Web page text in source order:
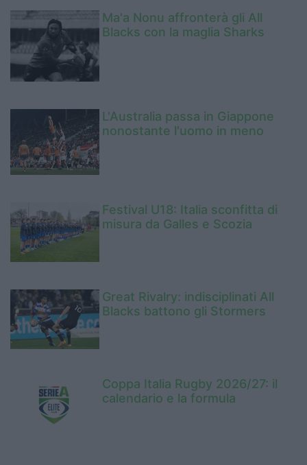
Ma'a Nonu affronterà gli All
Blacks con la maglia Sharks
L'Australia passa in Giappone
nonostante l'uomo in meno
Festival U18: Italia sconfitta di
misura da Galles e Scozia
Great Rivalry: indisciplinati All
Blacks battono gli Stormers
Coppa Italia Rugby 2026/27: il
calendario e la formula